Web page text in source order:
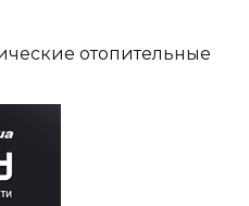
отопительные